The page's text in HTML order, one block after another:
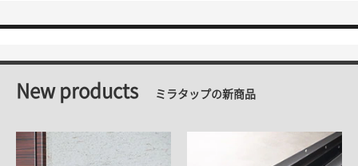
New products ミラタップの新商品